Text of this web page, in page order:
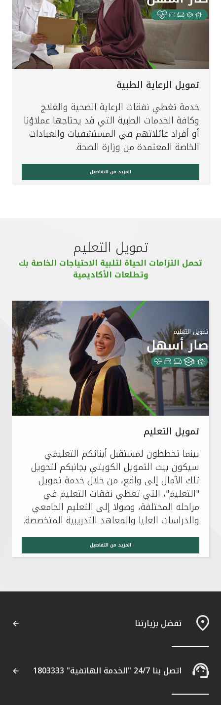
تمويل الرعاية الطبية
خدمة تغطي نفقات الرعاية الصحية والعلاج
وكافة الخدمات الطبية التي قد يحتاجها عملاؤنا
أو أفراد عائلاتهم في المستشفيات والعيادات
الخاصة المعتمدة من وزارة الصحة.
المزيد من التفاصيل
تمويل التعليم
تحمل التزامات الحياة لتلبية الاحتياجات الخاصة بك
وتطلعات الأكاديمية
تمويل التعليم
بينما تخططون لمستقبل أبنائكم التعليمي
سيكون بيت التمويل الكويتي بجانبكم لتحويل
تلك الآمال إلى واقع، من خلال خدمة تمويل
"التعليم"، التي تغطي نفقات التعليم في
مراحله المختلفة، وصولا إلى التعليم الجامعي
والدراسات العليا والمعاهد التدريبية المتخصصة.
المزيد من التفاصيل
تفضل بزيارتنا
اتصل بنا 24/7 "الخدمة الهاتفية" 1803333